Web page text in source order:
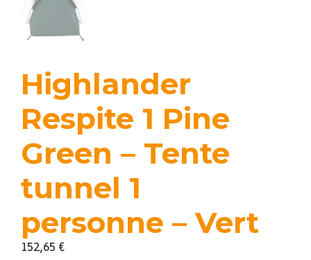
Highlander
Respite 1 Pine
Green – Tente
tunnel 1
personne – Vert
152,65 €